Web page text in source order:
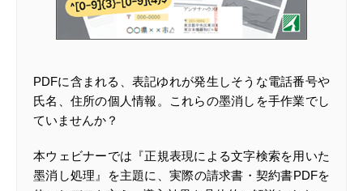
PDFに含まれる、表記ゆれが発生しそうな電話番号や
氏名、住所の個人情報。これらの墨消しを手作業でし
ていませんか？
本ウェビナーでは『正規表現による文字検索を用いた
墨消し処理』を主題に、実際の請求書・契約書PDFを